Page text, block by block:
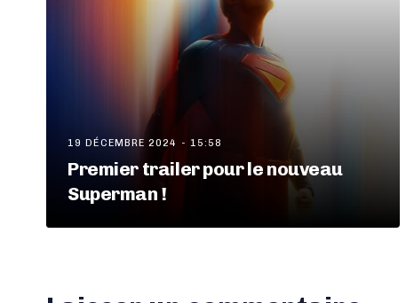
19 DÉCEMBRE 2024 - 15:58
Premier trailer pour le nouveau
Superman !